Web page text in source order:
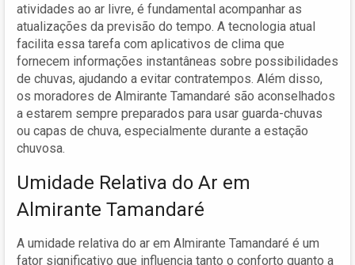
atividades ao ar livre, é fundamental acompanhar as
atualizações da previsão do tempo. A tecnologia atual
facilita essa tarefa com aplicativos de clima que
fornecem informações instantâneas sobre possibilidades
de chuvas, ajudando a evitar contratempos. Além disso,
os moradores de Almirante Tamandaré são aconselhados
a estarem sempre preparados para usar guarda-chuvas
ou capas de chuva, especialmente durante a estação
chuvosa.
Umidade Relativa do Ar em
Almirante Tamandaré
A umidade relativa do ar em Almirante Tamandaré é um
fator significativo que influencia tanto o conforto quanto a